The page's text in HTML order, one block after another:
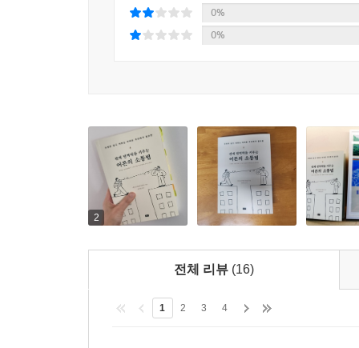
인간관계에서도 우리는 같은 실수를 반복한다.
사고가 이성적 사고를 밀어내 자신이 그 문제에
욕망했지만, 실제 내면에서는 사랑하는 사람에게
내가 원하는 대상과 그것을 원하는 이유를 구분
채로 원하는 것을 말하고, 생각하고, 요구한다.
기울일 수 있게 된다. 이 과정이 익숙해질수록
사라지면 인간관계도 훨씬 수월해진다.
거리를 두거나 경계선을 긋거나,
나를 소모하지 않기 위한 관계 연습
0%
0%
2
전체 리뷰 (16)
1 2 3 4